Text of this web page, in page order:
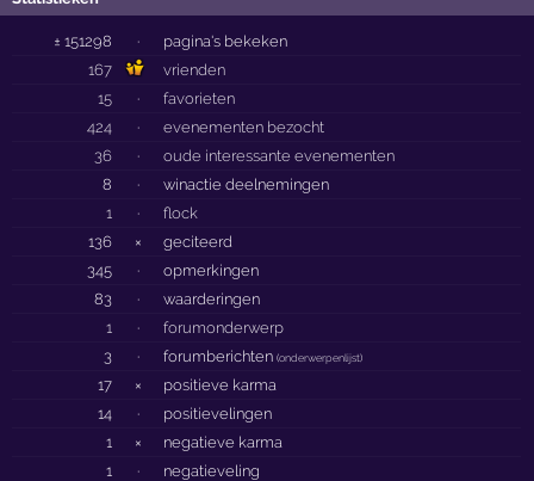
± 151298 ·
pagina's bekeken
167
vrienden
15
·
favorieten
424
·
evenementen bezocht
36
·
oude interessante evenementen
8
·
winactie deelnemingen
1
·
flock
136
×
geciteerd
345
·
opmerkingen
83
·
waarderingen
1
·
forumonderwerp
3
· forumberichten(onderwerpenlijst)
17 ×
positieve karma
14
·
positievelingen
1
×
negatieve karma
1
· negatieveling